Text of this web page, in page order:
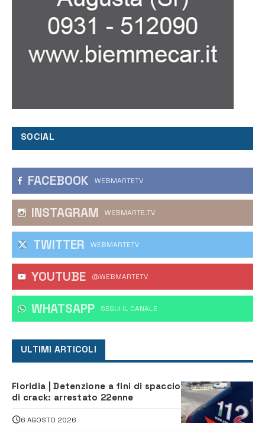
SOCIAL
FACEBOOK WEBMARTETV
INSTAGRAM WEBMARTE.TV
TWITTER WEBMARTETV
YOUTUBE @WEBMARTETV
WHATSAPP ‎SEGUI IL CANALE
ULTIMI ARTICOLI
Floridia | Detenzione a fini di spaccio
di crack: arrestato 22enne
6 AGOSTO 2026